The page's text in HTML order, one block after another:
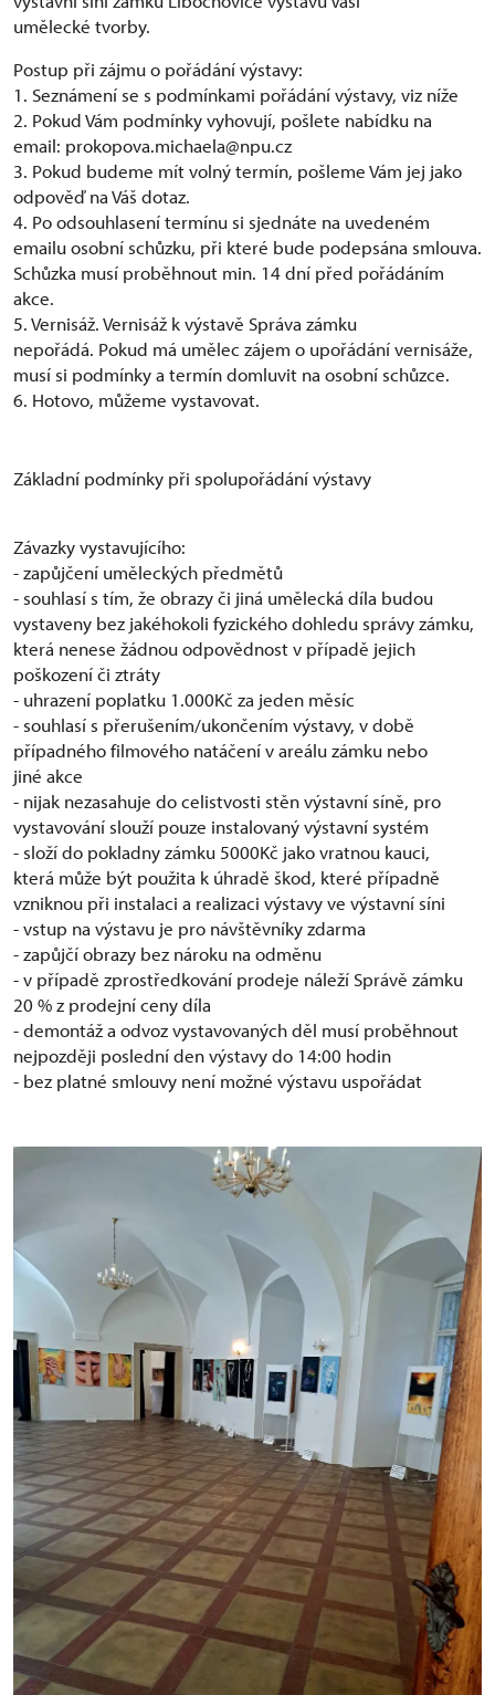
umělecké tvorby.
Postup při zájmu o pořádání výstavy:
1. Seznámení se s podmínkami pořádání výstavy, viz níže
2. Pokud Vám podmínky vyhovují, pošlete nabídku na
email: prokopova.michaela@npu.cz
3. Pokud budeme mít volný termín, pošleme Vám jej jako
odpověď na Váš dotaz.
4. Po odsouhlasení termínu si sjednáte na uvedeném
emailu osobní schůzku, při které bude podepsána smlouva.
Schůzka musí proběhnout min. 14 dní před pořádáním
akce.
5. Vernisáž. Vernisáž k výstavě Správa zámku
nepořádá. Pokud má umělec zájem o upořádání vernisáže,
musí si podmínky a termín domluvit na osobní schůzce.
6. Hotovo, můžeme vystavovat.
Základní podmínky při spolupořádání výstavy
Závazky vystavujícího:
- zapůjčení uměleckých předmětů
- souhlasí s tím, že obrazy či jiná umělecká díla budou
vystaveny bez jakéhokoli fyzického dohledu správy zámku,
která nenese žádnou odpovědnost v případě jejich
poškození či ztráty
- uhrazení poplatku 1.000Kč za jeden měsíc
- souhlasí s přerušením/ukončením výstavy, v době
případného filmového natáčení v areálu zámku nebo
jiné akce
- nijak nezasahuje do celistvosti stěn výstavní síně, pro
vystavování slouží pouze instalovaný výstavní systém
- složí do pokladny zámku 5000Kč jako vratnou kauci,
která může být použita k úhradě škod, které případně
vzniknou při instalaci a realizaci výstavy ve výstavní síni
- vstup na výstavu je pro návštěvníky zdarma
- zapůjčí obrazy bez nároku na odměnu
- v případě zprostředkování prodeje náleží Správě zámku
20 % z prodejní ceny díla
- demontáž a odvoz vystavovaných děl musí proběhnout
nejpozději poslední den výstavy do 14:00 hodin
- bez platné smlouvy není možné výstavu uspořádat